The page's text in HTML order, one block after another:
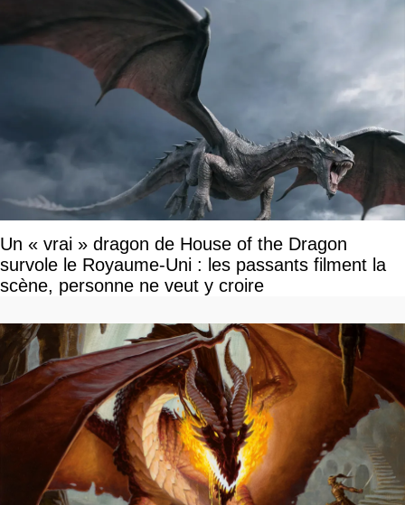
Un « vrai » dragon de House of the Dragon
survole le Royaume-Uni : les passants filment la
scène, personne ne veut y croire